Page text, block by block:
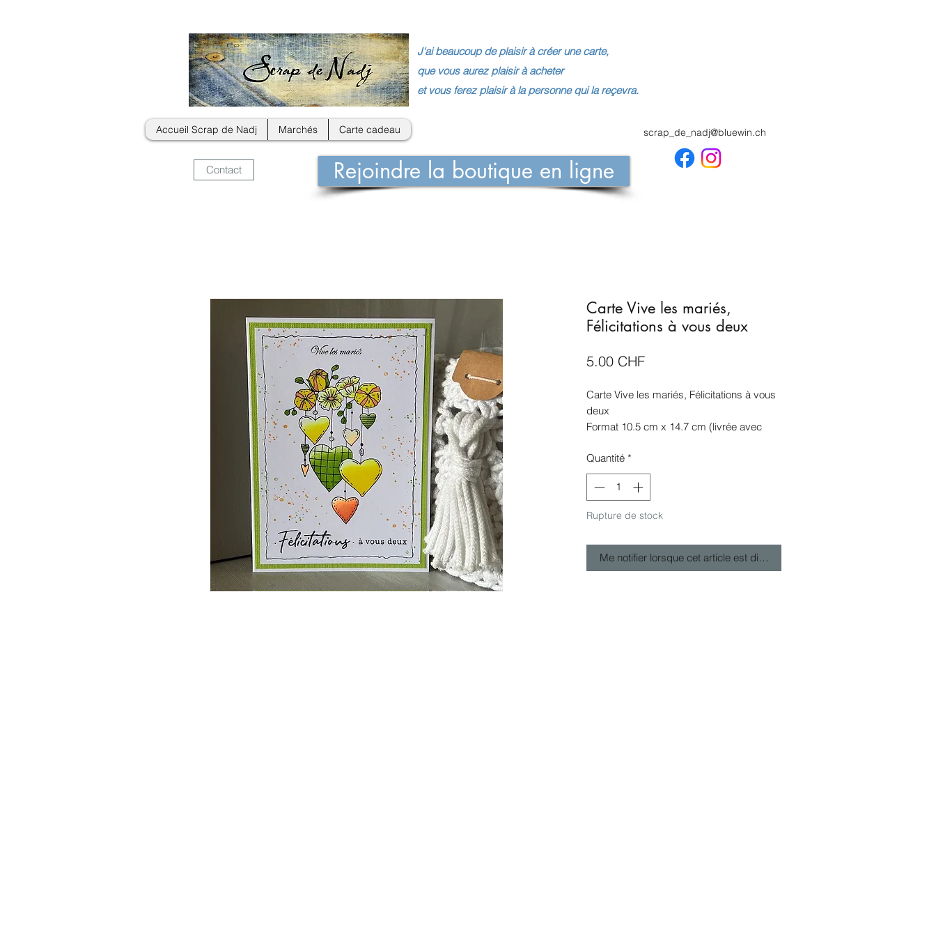
J'ai beaucoup de plaisir à créer une carte,
que vous aurez plaisir à acheter
et vous ferez plaisir à la personne qui la reçevra.
Accueil Scrap de Nadj Marchés Carte cadeau
Contact Rejoindre la boutique en ligne
scrap_de_nadj@bluewin.ch
Carte Vive les mariés,
Félicitations à vous deux
5.00 CHFPrix
Carte Vive les mariés, Félicitations à vous
deux
Format 10.5 cm x 14.7 cm (livrée avec
Carte à retirer à Nyon (CH) ou envoi par
poste sous 3 jours ouvrables
Création emballée sous plastique de
Quantité *
Rupture de stock
Me notifier lorsque cet article est disponible